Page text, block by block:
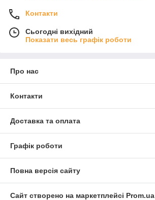
Контакти
Сьогодні вихідний
Показати весь графік роботи
Про нас
Контакти
Доставка та оплата
Графік роботи
Повна версія сайту
Сайт створено на маркетплейсі Prom.ua